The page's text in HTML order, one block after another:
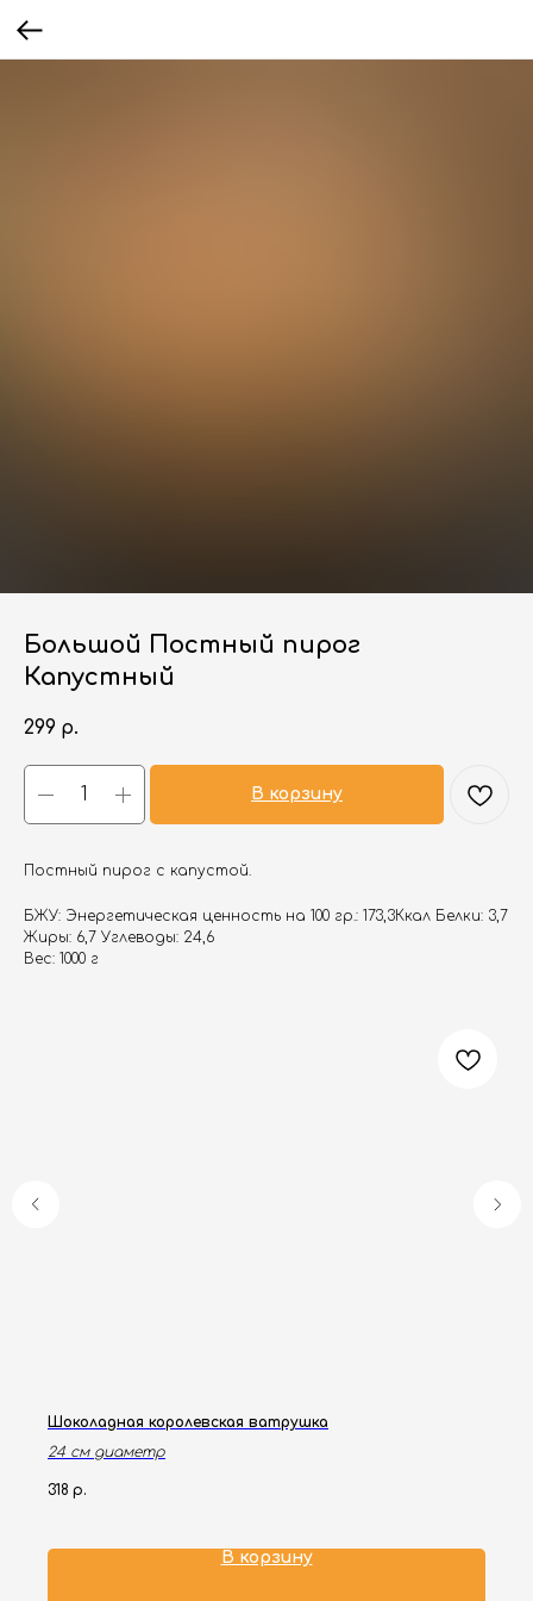
Большой Постный пирог
Капустный
299 р.
В корзину
Постный пирог с капустой.
БЖУ: Энергетическая ценность на 100 гр.: 173,3Ккал Белки: 3,7
Жиры: 6,7 Углеводы: 24,6
Вес: 1000 г
Шоколадная королевская ватрушка
24 см диаметр
318 р.
В корзину